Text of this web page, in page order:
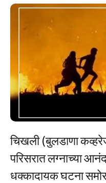
चिखली (बुलडाणा
परिसरात लग्नाच्या
धक्कादायक घटना